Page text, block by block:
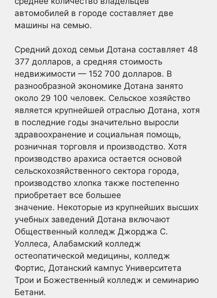
автомобилей в городе составляет две
машины на семью.
Средний доход семьи Дотана составляет 48
377 долларов, а средняя стоимость
недвижимости — 152 700 долларов. В
разнообразной экономике Дотана занято
около 29 100 человек. Сельское хозяйство
является крупнейшей отраслью Дотана, хотя
в последние годы значительно выросли
здравоохранение и социальная помощь,
розничная торговля и производство. Хотя
производство арахиса остается основой
сельскохозяйственного сектора города,
производство хлопка также постепенно
приобретает все большее
значение. Некоторые из крупнейших высших
учебных заведений Дотана включают
Общественный колледж Джорджа С.
Уоллеса, Алабамский колледж
остеопатической медицины, колледж
Фортис, Дотанский кампус Университета
Трои и Божественный колледж и семинарию
Бетани.